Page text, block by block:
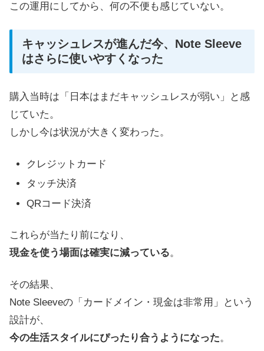
この運用にしてから、何の不便も感じていない。
キャッシュレスが進んだ今、Note Sleeve
はさらに使いやすくなった
購入当時は「日本はまだキャッシュレスが弱い」と感
じていた。
しかし今は状況が大きく変わった。
クレジットカード
タッチ決済
QRコード決済
これらが当たり前になり、
現金を使う場面は確実に減っている。
その結果、
Note Sleeveの「カードメイン・現金は非常用」という
設計が、
今の生活スタイルにぴったり合うようになった。